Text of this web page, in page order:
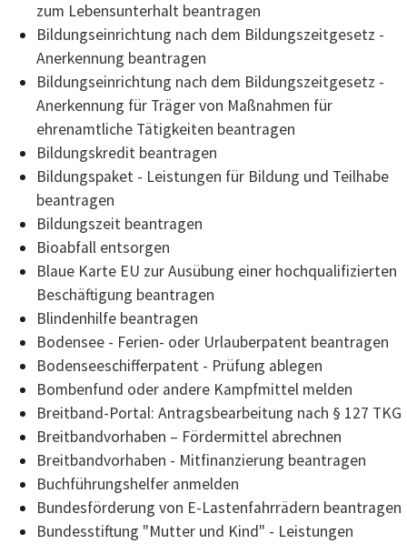
zum Lebensunterhalt beantragen
Bildungseinrichtung nach dem Bildungszeitgesetz -
Anerkennung beantragen
Bildungseinrichtung nach dem Bildungszeitgesetz -
Anerkennung für Träger von Maßnahmen für
ehrenamtliche Tätigkeiten beantragen
Bildungskredit beantragen
Bildungspaket - Leistungen für Bildung und Teilhabe
beantragen
Bildungszeit beantragen
Bioabfall entsorgen
Blaue Karte EU zur Ausübung einer hochqualifizierten
Beschäftigung beantragen
Blindenhilfe beantragen
Bodensee - Ferien- oder Urlauberpatent beantragen
Bodenseeschifferpatent - Prüfung ablegen
Bombenfund oder andere Kampfmittel melden
Breitband-Portal: Antragsbearbeitung nach § 127 TKG
Breitbandvorhaben – Fördermittel abrechnen
Breitbandvorhaben - Mitfinanzierung beantragen
Buchführungshelfer anmelden
Bundesförderung von E-Lastenfahrrädern beantragen
Bundesstiftung "Mutter und Kind" - Leistungen